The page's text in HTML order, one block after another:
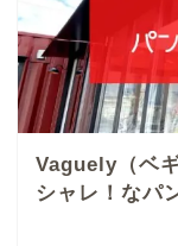
Vaguely（ベ
シャレ！なパ